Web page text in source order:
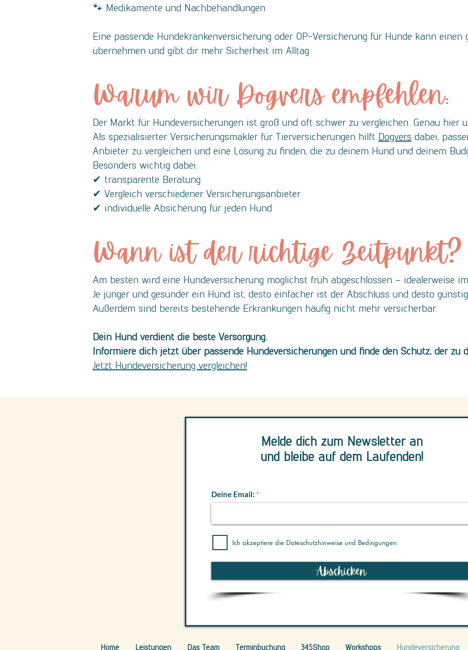
🐾 Medikamente und Nachbehandlungen
Eine passende Hundekrankenversicherung oder OP-Versicherung für Hunde kann einen
übernehmen und gibt dir mehr Sicherheit im Alltag.
Warum wir Dogvers empfehlen:
Der Markt für Hundeversicherungen ist groß und oft schwer zu vergleichen. Genau hier
Als spezialisierter Versicherungsmakler für Tierversicherungen hilft Dogvers dabei,
Anbieter zu vergleichen und eine Lösung zu finden, die zu deinem Hund und deinem
Besonders wichtig dabei:
✔ transparente Beratung
✔ Vergleich verschiedener Versicherungsanbieter
✔ individuelle Absicherung für jeden Hund
Wann ist der richtige Zeitpunkt?
Am besten wird eine Hundeversicherung möglichst früh abgeschlossen – idealerweise
Je jünger und gesünder ein Hund ist, desto einfacher ist der Abschluss und desto
Außerdem sind bereits bestehende Erkrankungen häufig nicht mehr versicherbar.
Dein Hund verdient die beste Versorgung.
Informiere dich jetzt über passende Hundeversicherungen und finde den Schutz, der zu
Jetzt Hundeversicherung vergleichen!
Melde dich zum Newsletter an
und bleibe auf dem Laufenden!
Deine Email:
Ich akzeptiere die Dateschutzhinweise und Bedingungen
Abschicken
Home Leistungen Das Team Terminbuchung 345Shop Workshops Hundeversicherung